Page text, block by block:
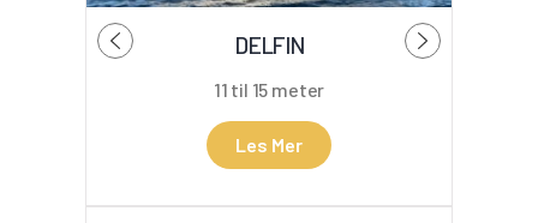
DELFIN
11 til 15 meter
Les Mer